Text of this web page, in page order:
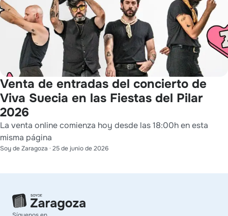
Venta de entradas del concierto de
Viva Suecia en las Fiestas del Pilar
2026
La venta online comienza hoy desde las 18:00h en esta
misma página
Soy de Zaragoza · 25 de junio de 2026